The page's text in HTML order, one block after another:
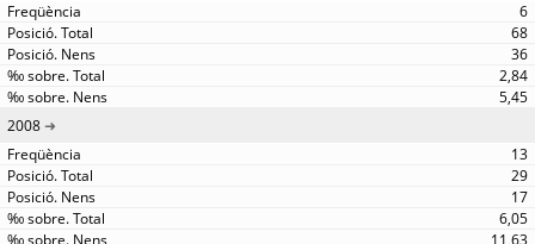
6
68
36
2,84
5,45
2008
13
29
17
6,05
11,63